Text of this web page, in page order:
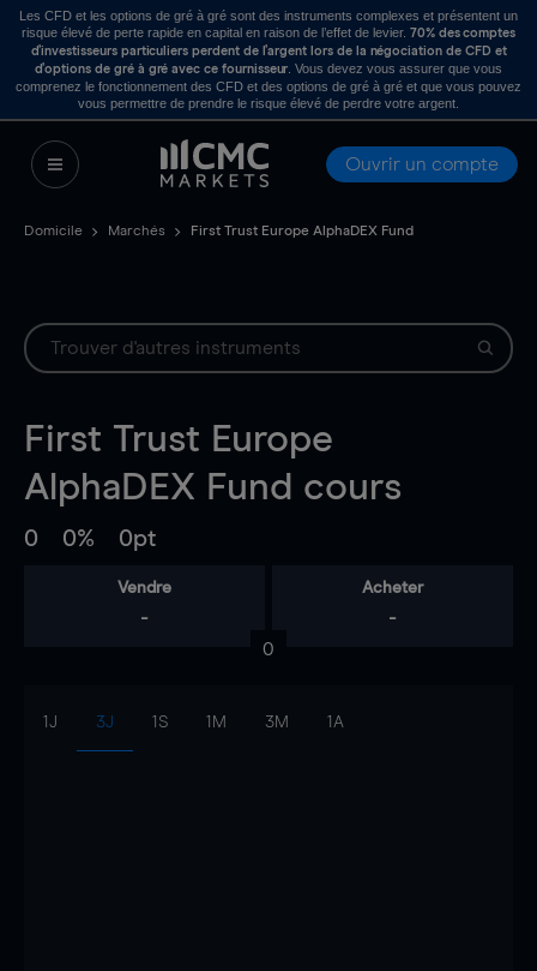
Les CFD et les options de gré à gré sont des instruments complexes et présentent un
risque élevé de perte rapide en capital en raison de l’effet de levier. 70% des comptes
d’investisseurs particuliers perdent de l’argent lors de la négociation de CFD et
d’options de gré à gré avec ce fournisseur . Vous devez vous assurer que vous
comprenez le fonctionnement des CFD et des options de gré à gré et que vous pouvez
vous permettre de prendre le risque élevé de perdre votre argent.
Ouvrir un compte
Domicile Marchés First Trust Europe AlphaDEX Fund
First Trust Europe
AlphaDEX Fund cours
0 0% 0pt
Vendre
-
Acheter
-
0
1J 3J 1S 1M 3M 1A